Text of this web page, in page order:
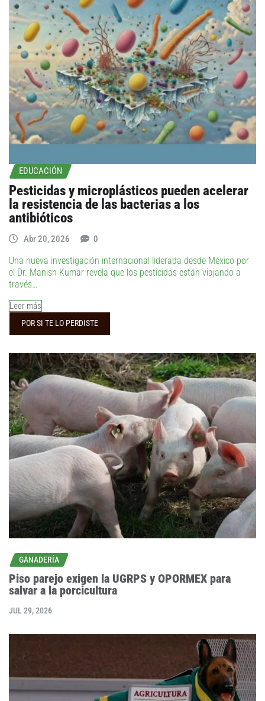
EDUCACIÓN
Pesticidas y microplásticos pueden acelerar
la resistencia de las bacterias a los
antibióticos
Abr 20, 2026 0
Una nueva investigación internacional liderada desde México por
el Dr. Manish Kumar revela que los pesticidas están viajando a
través…
Leer más
POR SI TE LO PERDISTE
GANADERÍA
Piso parejo exigen la UGRPS y OPORMEX para
salvar a la porcicultura
JUL 29, 2026